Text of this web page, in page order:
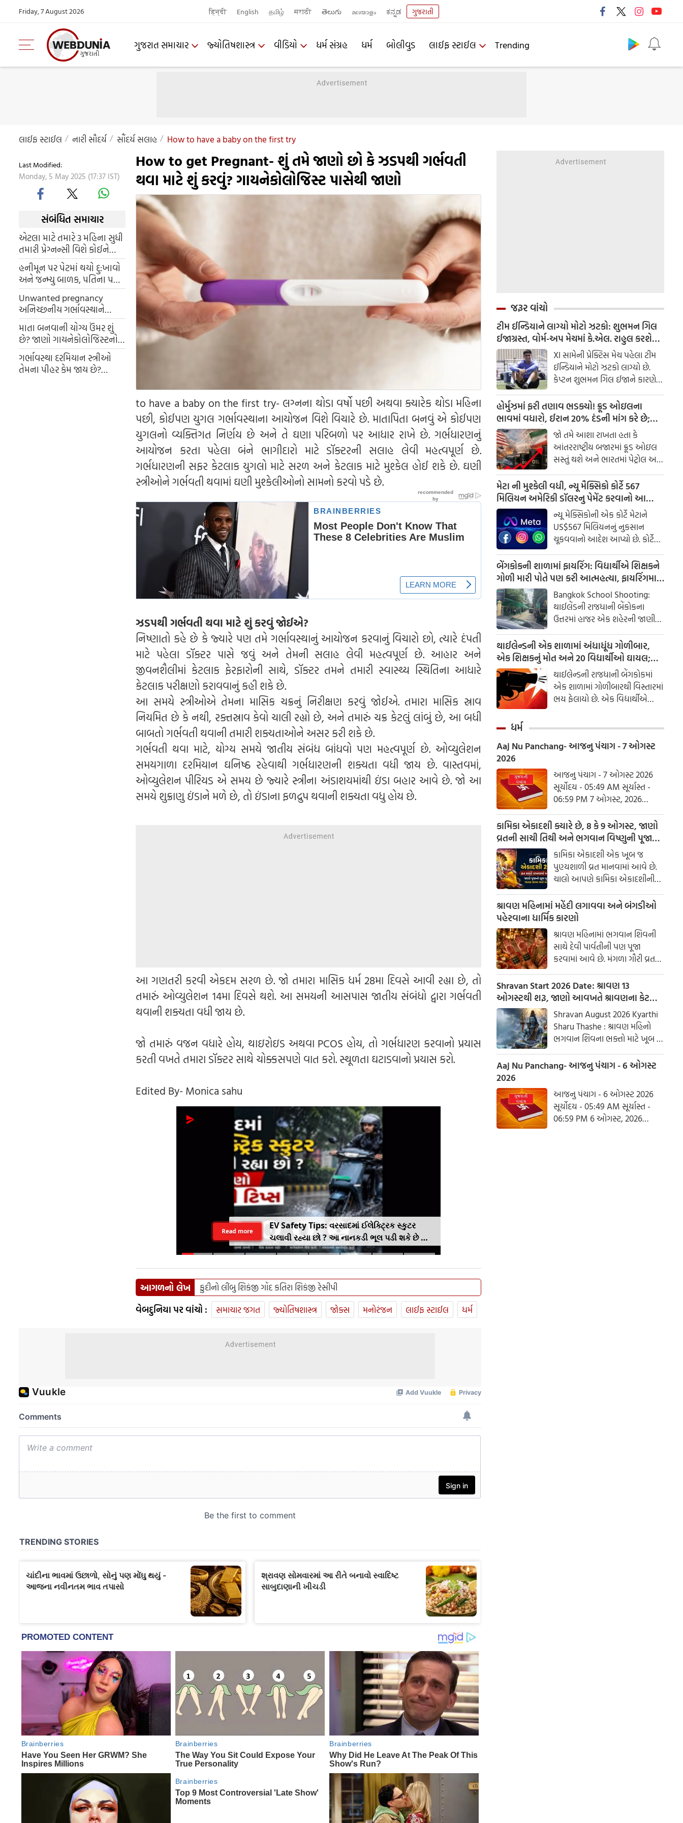
Friday, 7 August 2026 हिन्दी English தமிழ் मराठी తెలుగు മലയാളം ಕನ್ನಡ ગુજરાતી
ગુજરાત સમાચાર જ્યોતિષશાસ્ત્ર વીડિયો ધર્મ સંગ્રહ ધર્મ બોલીવુડ લાઈફ સ્ટાઈલ Trending
લાઈફ સ્ટાઈલ નારી સૌદર્ય સૌંદર્ય સલાહ How to have a baby on the first try
Last Modified:
Monday, 5 May 2025 (17:37 IST)
સંબંધિત સમાચાર
એટલા માટે તમારે 3 મહિના સુધી
તમારી પ્રેગ્નન્સી વિશે કોઈને
કહેવું જોઈએ નહીં, ખુદ ડોકટરો
પણ ના પાડે છે
હનીમૂન પર પેટમાં થયો દુ:ખાવો
અને જન્મ્યુ બાળક, પતિના પગ
નીચેથી સરકી જમીન
Unwanted pregnancy
અનિચ્છનીય ગર્ભાવસ્થાને
રોકવા માટે Pills કેટલી સારી છે?
ડૉક્ટર પાસેથી સલામત પદ્ધતિ
જાણો
માતા બનવાની યોગ્ય ઉંમર શું
છે? જાણો ગાયનેકોલોજિસ્ટનો
જવાબ અને તેની પાછળનું
કારણ
ગર્ભાવસ્થા દરમિયાન સ્ત્રીઓ
તેમના પીહર કેમ જાય છે?
How to get Pregnant- શું તમે જાણો છો કે ઝડપથી ગર્ભવતી
થવા માટે શું કરવું? ગાયનેકોલોજિસ્ટ પાસેથી જાણો
to have a baby on the first try- લગ્નના થોડા વર્ષો પછી અથવા ક્યારેક થોડા મહિના
પછી, કોઈપણ યુગલ ગર્ભાવસ્થાના આયોજન વિશે વિચારે છે. માતાપિતા બનવું એ કોઈપણ
યુગલનો વ્યક્તિગત નિર્ણય છે અને તે ઘણા પરિબળો પર આધાર રાખે છે. ગર્ભધારણનું
આયોજન કરતા પહેલા બંને ભાગીદારો માટે ડૉક્ટરની સલાહ લેવી મહત્વપૂર્ણ છે.
ગર્ભધારણની સફર કેટલાક યુગલો માટે સરળ અને કેટલાક માટે મુશ્કેલ હોઈ શકે છે. ઘણી
સ્ત્રીઓને ગર્ભવતી થવામાં ઘણી મુશ્કેલીઓનો સામનો કરવો પડે છે.
ઝડપથી ગર્ભવતી થવા માટે શું કરવું જોઈએ?
નિષ્ણાતો કહે છે કે જ્યારે પણ તમે ગર્ભાવસ્થાનું આયોજન કરવાનું વિચારો છો, ત્યારે દંપતી
માટે પહેલા ડૉક્ટર પાસે જવું અને તેમની સલાહ લેવી મહત્વપૂર્ણ છે. આહાર અને
જીવનશૈલીમાં કેટલાક ફેરફારોની સાથે, ડૉક્ટર તમને તમારી સ્વાસ્થ્ય સ્થિતિના આધારે
કેટલાક પરીક્ષણો કરાવવાનું કહી શકે છે.
આ સમયે સ્ત્રીઓએ તેમના માસિક ચક્રનું નિરીક્ષણ કરવું જોઈએ. તમારા માસિક સ્રાવ
નિયમિત છે કે નથી, રક્તસ્રાવ કેવો ચાલી રહ્યો છે, અને તમારું ચક્ર કેટલું લાંબું છે, આ બધી
બાબતો ગર્ભવતી થવાની તમારી શક્યતાઓને અસર કરી શકે છે.
ગર્ભવતી થવા માટે, યોગ્ય સમયે જાતીય સંબંધ બાંધવો પણ મહત્વપૂર્ણ છે. ઓવ્યુલેશન
સમયગાળા દરમિયાન ઘનિષ્ઠ રહેવાથી ગર્ભધારણની શક્યતા વધી જાય છે. વાસ્તવમાં,
ઓવ્યુલેશન પીરિયડ એ સમય છે જ્યારે સ્ત્રીના અંડાશયમાંથી ઇંડા બહાર આવે છે. જો આ
સમયે શુક્રાણુ ઇંડાને મળે છે, તો ઇંડાના ફળદ્રુપ થવાની શક્યતા વધુ હોય છે.
આ ગણતરી કરવી એકદમ સરળ છે. જો તમારા માસિક ધર્મ 28મા દિવસે આવી રહ્યા છે, તો
તમારું ઓવ્યુલેશન 14મા દિવસે થશે. આ સમયની આસપાસ જાતીય સંબંધો દ્વારા ગર્ભવતી
થવાની શક્યતા વધી જાય છે.
જો તમારું વજન વધારે હોય, થાઇરોઇડ અથવા PCOS હોય, તો ગર્ભધારણ કરવાનો પ્રયાસ
કરતી વખતે તમારા ડૉક્ટર સાથે ચોક્કસપણે વાત કરો. સ્થૂળતા ઘટાડવાનો પ્રયાસ કરો.
Edited By- Monica sahu
EV Safety Tips: વરસાદમાં ઈલેક્ટ્રિક સ્કુટર
ચલાવી રહ્યા છો ? આ નાનકડી ભૂલ પડી શકે છે ભારે
.. જાણો સેફ્ટી ટિપ્સ
Read more
આગળનો લેખ ફુદીનો લીંબુ શિકંજી ગોંદ કતિરા શિકંજી રેસીપી
વેબદુનિયા પર વાંચો : સમાચાર જગત જ્યોતિષશાસ્ત્ર જોક્સ મનોરંજન લાઈફ સ્ટાઈલ ધર્મ
જરૂર વાંચો
ટીમ ઈન્ડિયાને લાગ્યો મોટો ઝટકો: શુભમન ગિલ
ઈજાગ્રસ્ત, વોર્મ-અપ મેચમાં કે.એલ. રાહુલ કરશે
કપ્તાની
XI સામેની પ્રેક્ટિસ મેચ પહેલા ટીમ
ઈન્ડિયાને મોટો ઝટકો લાગ્યો છે.
કેપ્ટન શુભમન ગિલ ઈજાને કારણે
ટીમનું નેતૃત્વ કરી રહ્યો નથી.
હોર્મુઝમાં ફરી તણાવ ભડક્યો! ક્રૂડ ઓઇલના
ભાવમાં વધારો, ઈરાન 20% દંડની માંગ કરે છે;
ભારત માટે ચિંતા કેમ વધી રહી છે?
જો તમે આશા રાખતા હતા કે
આંતરરાષ્ટ્રીય બજારમાં ક્રૂડ ઓઇલ
સસ્તું થશે અને ભારતમાં પેટ્રોલ અને
ડીઝલના ભાવ ઘટશે, તો તે આશા
ઠગારી નીવડી હોય તેવું લાગે છે. મધ્ય
પૂર્વમાં ફરી એકવાર તણાવ વધ્યો છે.
હોર્મુઝ સ્ટ્રેટમાં નવા હુમલાઓ બાદ,
વૈશ્વિક ક્રૂડ ઓઇલના ભાવમાં
અચાનક વધારો થયો છે. શુક્રવાર, 7
ઓગસ્ટ, 2026 ના રોજ, બ્રેન્ટ ક્રૂડના
ભાવ પ્રતિ બેરલ $84 ને વટાવી ગયા.
મેટા ની મુશ્કેલી વધી, ન્યૂ મૈક્સિકો કોર્ટે 567
મિલિયન અમેરિકી ડૉલરનુ પેમેંટ કરવાનો આપ્યો
આદેશ
ન્યૂ મેક્સિકોની એક કોર્ટે મેટાને
US$567 મિલિયનનું નુકસાન
ચૂકવવાનો આદેશ આપ્યો છે. કોર્ટે
સ્વીકાર્યું કે મેટાએ એવી માહિતી
છુપાવી હતી જેનાથી બાળકોને
નુકસાન થયું હતું, અને કંપની હવે
ઉઠાવશે.
બેંગકોકની શાળામાં ફાયરિંગ: વિદ્યાર્થીએ શિક્ષકને
ગોળી મારી પોતે પણ કરી આત્મહત્યા, ફાયરિંગમા
15 બાળકો ઈજાગ્રસ્તBangkok School Shooting:
થાઈલેંડની રાજધાની બેંકોકના
ઉત્તરમાં હાજર એક શહેરની જાણીતી
સ્કુલમાં ગોળીબાર થયો છે. શૂટર
સ્ટુડેંટ અને એક ટીચરના મોતની
માહિતી મળી છે.
થાઈલેન્ડની એક શાળામાં અંધાધૂંધ ગોળીબાર,
એક શિક્ષકનું મોત અને 20 વિદ્યાર્થીઓ ઘાયલ;
વિદ્યાર્થીએ આતંક ફેલાવ્યોથાઈલેન્ડની રાજધાની બેંગકોકમાં
એક શાળામાં ગોળીબારથી વિસ્તારમાં
ભય ફેલાયો છે. એક વિદ્યાર્થીએ
છે. પ્લાય બેંગ પોલીસ ચીફ
ચૈતાવિવોંગે ગોળીબારની પુષ્ટિ કરી છે
અને જણાવ્યું છે કે ગોળીબાર
નોન્થાબુરી પ્રાંતના બાંગ ક્રુઈ
ધર્મ
Aaj Nu Panchang- આજનુ પંચાગ - 7 ઓગસ્ટ
2026
આજનુ પંચાગ - 7 ઓગસ્ટ 2026
સૂર્યોદય - 05:49 AM સૂર્યાસ્ત -
06:59 PM 7 ઓગસ્ટ, 2026
શુક્રવાર આષાઢ વદ નોમ - વિક્રમ
સંવત 2082
કામિકા એકાદશી ક્યારે છે, 8 કે 9 ઓગસ્ટ, જાણો
વ્રતની સાચી તિથી અને ભગવાન વિષ્ણુની પૂજાનું
શુભ મુહૂર્ત
કામિકા એકાદશી એક ખૂબ જ
પુણ્યશાળી વ્રત માનવામાં આવે છે.
ચાલો આપણે કામિકા એકાદશીની
ચોક્કસ તારીખ અને આ દિવસે પૂજા
કરવાનો શુભ સમય જાણીએ.
શ્રાવણ મહિનામાં મહેંદી લગાવવા અને બંગડીઓ
પહેરવાના ધાર્મિક કારણો
શ્રાવણ મહિનામાં ભગવાન શિવની
સાથે દેવી પાર્વતીની પણ પૂજા
કરવામાં આવે છે. મંગળા ગૌરી વ્રત
અને હરિયાળી તીજ જેવા પ્રસંગોએ
મહેંદી લગાવવી અને લીલા રંગના
કપડાં પહેરવા એ પતિના લાંબા
માટે શુભ માનવામાં આવે છે.
આપણી પરંપરાઓમાં, સ્ત્રીઓને
પ્રકૃતિનું સ્વરૂપ માનવામાં આવે છે.
Shravan Start 2026 Date: શ્રાવણ 13
ઓગસ્ટથી શરૂ, જાણો આવખતે શ્રાવણના કેટલા
સોમવાર રહેશે
Shravan August 2026 Kyarthi
Sharu Thashe : શ્રાવણ મહિનો
ભગવાન શિવના ભક્તો માટે ખૂબ જ
ખાસ છે. આ મહિનામાં ભગવાન
શિવની પૂજા કરવાથી ઈચ્છાઓ
ઝડપથી પૂર્ણ થાય છે. ધાર્મિક
માન્યતાઓ અનુસાર, ભગવાન શિવે
આ મહિનામાં દેવી પાર્વતીને પોતાની
પત્ની તરીકે સ્વીકાર્યા હતા. ચાલો
જાણીએ કે આ વર્ષે શ્રાવણમાં કેટલા
Aaj Nu Panchang- આજનુ પંચાગ - 6 ઓગસ્ટ
2026
આજનુ પંચાગ - 6 ઓગસ્ટ 2026
સૂર્યોદય - 05:49 AM સૂર્યાસ્ત -
06:59 PM 6 ઓગસ્ટ, 2026